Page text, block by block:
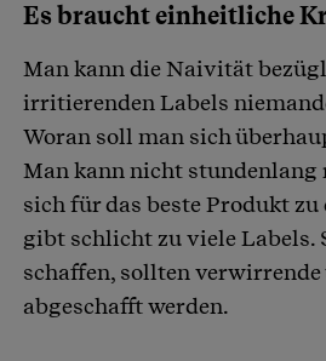
Es braucht einheitliche
Man kann die Naivität
irritierenden Labels
Woran soll man sich
Man kann nicht stundenlang
sich für das beste Produkt zu
gibt schlicht zu viele Labels.
schaffen, sollten
abgeschafft werden.